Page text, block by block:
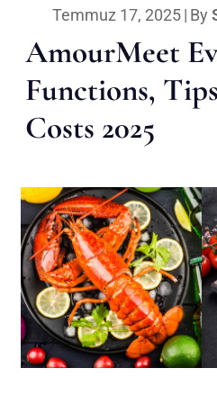
Temmuz 17, 2025| By
AmourMeet
Functions,
Costs 2025